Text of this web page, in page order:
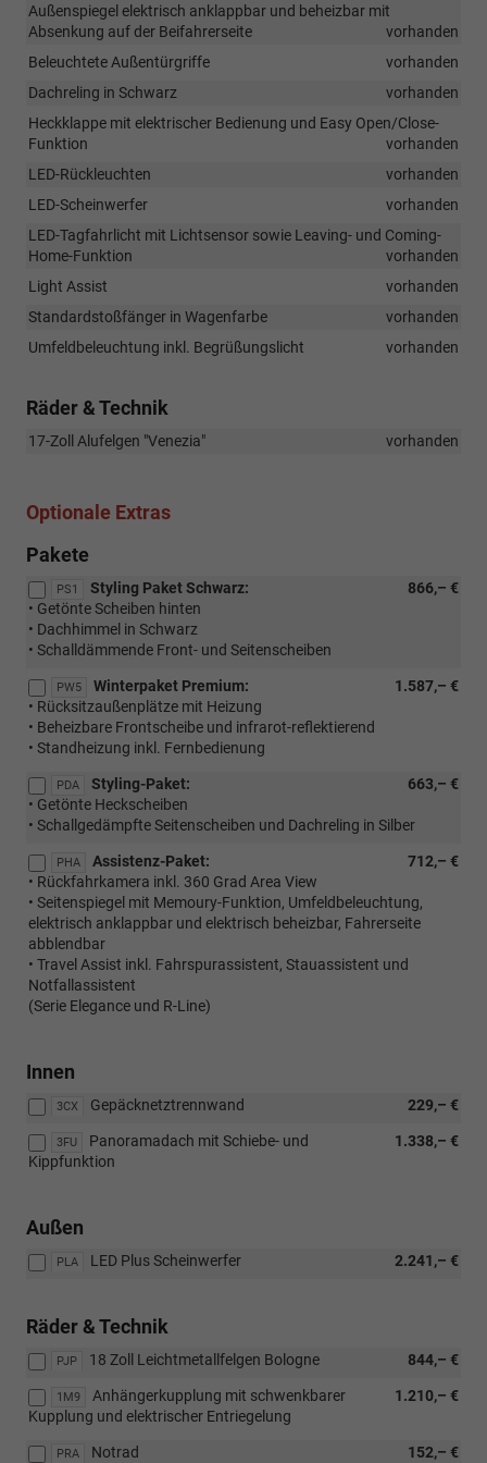
Außenspiegel elektrisch anklappbar und beheizbar mit
Absenkung auf der Beifahrerseite
vorhanden
Beleuchtete Außentürgriffe
vorhanden
Dachreling in Schwarz
vorhanden
Heckklappe mit elektrischer Bedienung und Easy Open/Close-
Funktion
vorhanden
LED-Rückleuchten
vorhanden
LED-Scheinwerfer
vorhanden
LED-Tagfahrlicht mit Lichtsensor sowie Leaving- und Coming-
Home-Funktion
vorhanden
Light Assist
vorhanden
Standardstoßfänger in Wagenfarbe
vorhanden
Umfeldbeleuchtung inkl. Begrüßungslicht
vorhanden
Räder & Technik
17-Zoll Alufelgen "Venezia" vorhanden
Optionale Extras
Pakete
PS1 866,– €
Styling Paket Schwarz:
• Getönte Scheiben hinten
• Dachhimmel in Schwarz
• Schalldämmende Front- und Seitenscheiben
PW5 1.587,– €
Winterpaket Premium:
• Rücksitzaußenplätze mit Heizung
• Beheizbare Frontscheibe und infrarot-reflektierend
• Standheizung inkl. Fernbedienung
PDA 663,– €
Styling-Paket:
• Getönte Heckscheiben
• Schallgedämpfte Seitenscheiben und Dachreling in Silber
PHA 712,– €
Assistenz-Paket:
• Rückfahrkamera inkl. 360 Grad Area View
• Seitenspiegel mit Memoury-Funktion, Umfeldbeleuchtung,
elektrisch anklappbar und elektrisch beheizbar, Fahrerseite
abblendbar
• Travel Assist inkl. Fahrspurassistent, Stauassistent und
Notfallassistent
(Serie Elegance und R-Line)
Innen
3CX 229,– €
Gepäcknetztrennwand
3FU 1.338,– €
Panoramadach mit Schiebe- und
Kippfunktion
Außen
PLA 2.241,– €
LED Plus Scheinwerfer
Räder & Technik
PJP 844,– €
18 Zoll Leichtmetallfelgen Bologne
1M9 1.210,– €
Anhängerkupplung mit schwenkbarer
Kupplung und elektrischer Entriegelung
PRA 152,– €
Notrad